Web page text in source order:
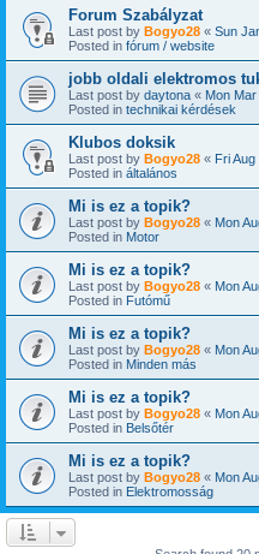
Forum Szabályzat
Last post by Bogyo28 « Sun
Posted in fórum / website
jobb oldali elektromos
Last post by daytona « Mon
Posted in technikai kérdések
Klubos doksik
Last post by Bogyo28 « Fri
Posted in általános
Mi is ez a topik?
Last post by Bogyo28 « Mon
Posted in Motor
Mi is ez a topik?
Last post by Bogyo28 « Mon
Posted in Futómű
Mi is ez a topik?
Last post by Bogyo28 « Mon
Posted in Minden más
Mi is ez a topik?
Last post by Bogyo28 « Mon
Posted in Belsőtér
Mi is ez a topik?
Last post by Bogyo28 « Mon
Posted in Elektromosság